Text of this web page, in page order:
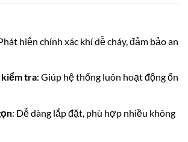
hiện chính xác khí dễ cháy, đảm bảo an
tra: Giúp hệ thống luôn hoạt động ổn
: Dễ dàng lắp đặt, phù hợp nhiều không